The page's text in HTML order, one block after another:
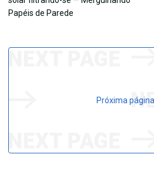
Próxima página